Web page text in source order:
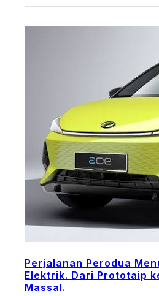
Perjalanan Perodua
Elektrik. Dari Prototaip
Massal.